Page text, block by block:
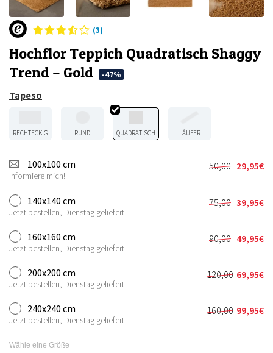
(3)
Hochflor Teppich Quadratisch Shaggy
Trend – Gold
-47%
Tapeso
RECHTECKIG RUND QUADRATISCH LÄUFER
100x100 cm
Informiere mich!
50,00
Preis
war:
50,00€
29,95€
Aktueller
Preis
ist:
29,95€.
140x140 cm
Jetzt bestellen, Dienstag geliefert
75,00
Preis
war:
75,00€
39,95€
Aktueller
Preis
ist:
39,95€.
160x160 cm
Jetzt bestellen, Dienstag geliefert
90,00
Preis
war:
90,00€
49,95€
Aktueller
Preis
ist:
49,95€.
200x200 cm
Jetzt bestellen, Dienstag geliefert
120,00
Preis
war:
120,00€
69,95€
Aktueller
Preis
ist:
69,95€.
240x240 cm
Jetzt bestellen, Dienstag geliefert
160,00 99,95€
Aktueller
Wähle eine Größe